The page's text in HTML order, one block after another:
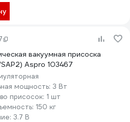
вакуумная присоска
Aspro 103467
мощность: 3 Вт
присосок: 1 шт
150 кг
3.7 В